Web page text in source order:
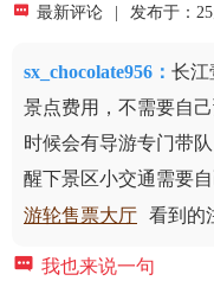
 最新评论 发布于：
sx_chocolate956 ： 长江
景点费用，不需要自
时候会有导游专门带
醒下景区小交通需要
游轮售票大厅 看到的
 我也来说一句